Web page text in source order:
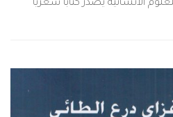
الانسانية يصدر كتابا شعريا